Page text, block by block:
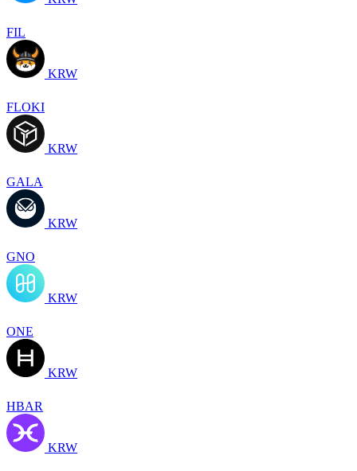
FIL
KRW
FLOKI
KRW
GALA
KRW
GNO
KRW
ONE
KRW
HBAR
KRW